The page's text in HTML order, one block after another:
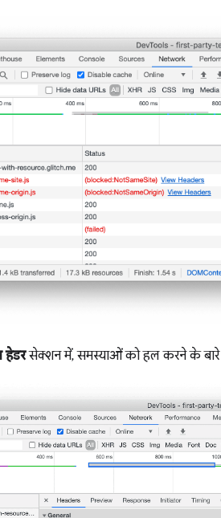
हेडरसेक्शन में, समस्याओं को हल करने के बारे में